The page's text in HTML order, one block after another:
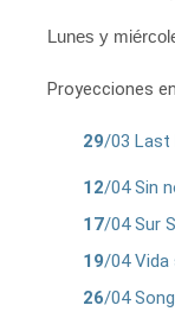
Documentos
referencia/
Get
know
Lunes y
Proyecciones
29/03 Last
12/04 Sin
17/04 Sur
19/04 Vida
26/04